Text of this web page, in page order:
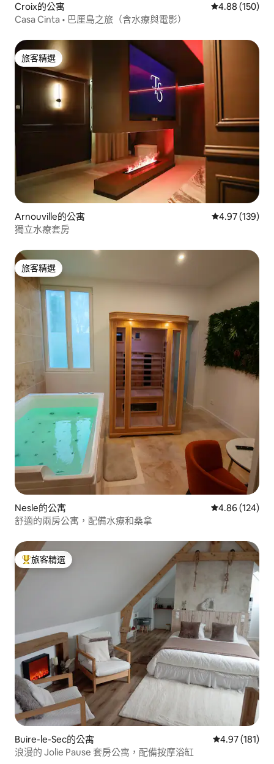
Croix的公寓 從 150 則評價
4.88 (150)
Casa Cinta • 巴厘島之旅（含水療與電影）
旅客精選
旅客精選
Arnouville的公寓 從 139 則評價
4.97 (139)
獨立水療套房
旅客精選
旅客精選
Nesle的公寓 從 124 則評價
4.86 (124)
舒適的兩房公寓，配備水療和桑拿
旅客精選榜首
旅客精選
Buire-le-Sec的公寓 從 181 則評價
4.97 (181)
浪漫的 Jolie Pause 套房公寓，配備按摩浴缸